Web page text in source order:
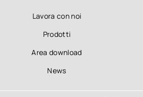
Lavora con noi
Prodotti
Area download
News